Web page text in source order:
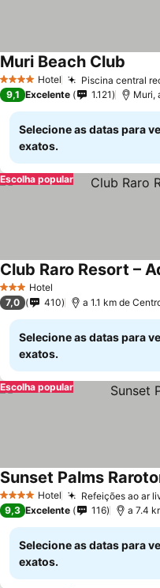
4 EstrelasHotel Piscina central
Muri Beach Club
9,1 Excelente 1.121 Muri,
Selecione as datas para
exatos.
Escolha popular
3 EstrelasHotel
Club Raro Resort –
7,0 410 a 1.1 km de
Selecione as datas para
exatos.
Escolha popular
4 EstrelasHotel Refeições ao ar
Sunset Palms
9,3 Excelente 116 a 7.4
Selecione as datas para
exatos.